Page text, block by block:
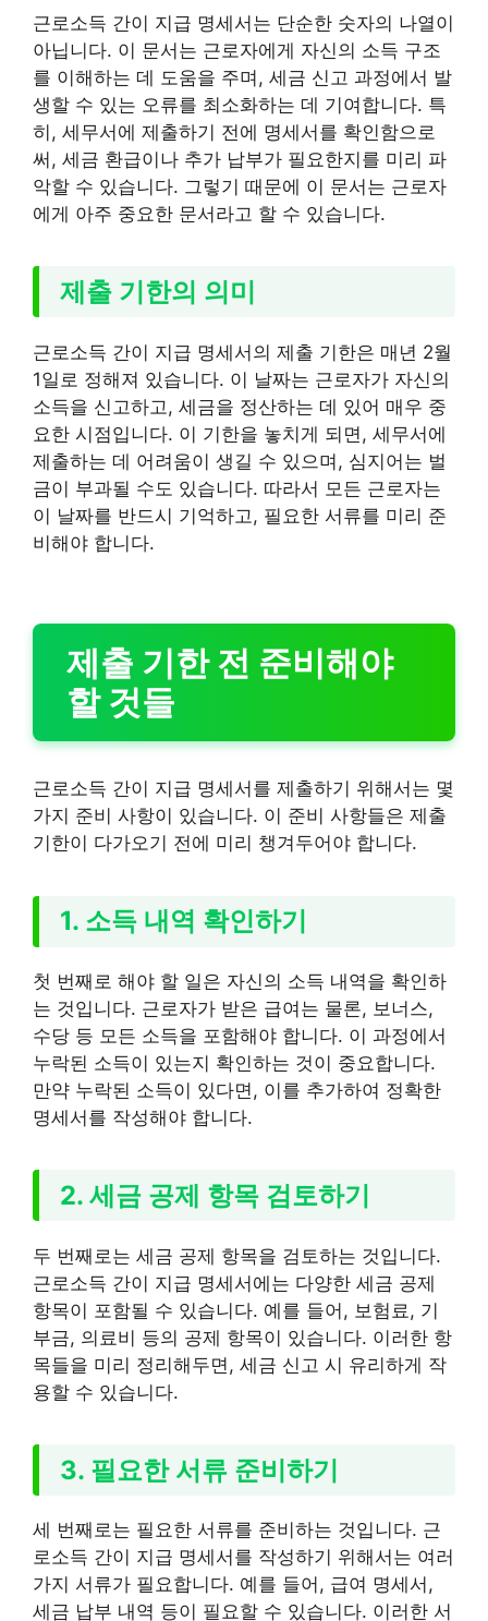
근로소득 간이 지급 명세서는 단순한 숫자의 나열이
아닙니다. 이 문서는 근로자에게 자신의 소득 구조
를 이해하는 데 도움을 주며, 세금 신고 과정에서 발
생할 수 있는 오류를 최소화하는 데 기여합니다. 특
히, 세무서에 제출하기 전에 명세서를 확인함으로
써, 세금 환급이나 추가 납부가 필요한지를 미리 파
악할 수 있습니다. 그렇기 때문에 이 문서는 근로자
에게 아주 중요한 문서라고 할 수 있습니다.
제출 기한의 의미
근로소득 간이 지급 명세서의 제출 기한은 매년 2월
1일로 정해져 있습니다. 이 날짜는 근로자가 자신의
소득을 신고하고, 세금을 정산하는 데 있어 매우 중
요한 시점입니다. 이 기한을 놓치게 되면, 세무서에
제출하는 데 어려움이 생길 수 있으며, 심지어는 벌
금이 부과될 수도 있습니다. 따라서 모든 근로자는
이 날짜를 반드시 기억하고, 필요한 서류를 미리 준
비해야 합니다.
제출 기한 전 준비해야
할 것들
근로소득 간이 지급 명세서를 제출하기 위해서는 몇
가지 준비 사항이 있습니다. 이 준비 사항들은 제출
기한이 다가오기 전에 미리 챙겨두어야 합니다.
1. 소득 내역 확인하기
첫 번째로 해야 할 일은 자신의 소득 내역을 확인하
는 것입니다. 근로자가 받은 급여는 물론, 보너스,
수당 등 모든 소득을 포함해야 합니다. 이 과정에서
누락된 소득이 있는지 확인하는 것이 중요합니다.
만약 누락된 소득이 있다면, 이를 추가하여 정확한
명세서를 작성해야 합니다.
2. 세금 공제 항목 검토하기
두 번째로는 세금 공제 항목을 검토하는 것입니다.
근로소득 간이 지급 명세서에는 다양한 세금 공제
항목이 포함될 수 있습니다. 예를 들어, 보험료, 기
부금, 의료비 등의 공제 항목이 있습니다. 이러한 항
목들을 미리 정리해두면, 세금 신고 시 유리하게 작
용할 수 있습니다.
3. 필요한 서류 준비하기
세 번째로는 필요한 서류를 준비하는 것입니다. 근
로소득 간이 지급 명세서를 작성하기 위해서는 여러
가지 서류가 필요합니다. 예를 들어, 급여 명세서,
세금 납부 내역 등이 필요할 수 있습니다. 이러한 서